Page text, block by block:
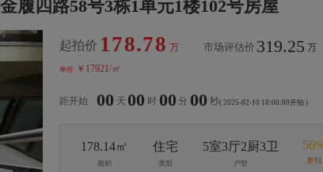
履四路58号3栋1单元1楼102号房屋
起拍价 178.78 万 市场评估价 319.25 万
单价 ￥17921/㎡
距开始 00 天 00 时 00 分 00 秒( 2025-02-10 10:00:00开拍 )
178.14㎡
面积
住宅
类型
5室3厅2厨3卫
户型 折扣